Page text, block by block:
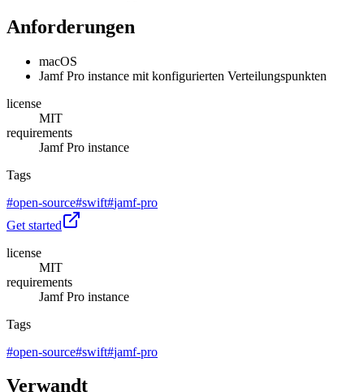
Anforderungen
macOS
Jamf Pro instance mit konfigurierten Verteilungspunkten
license
MIT
requirements
Jamf Pro instance
Tags
#open-source#swift#jamf-pro
Get started
license
MIT
requirements
Jamf Pro instance
Tags
#open-source#swift#jamf-pro
Verwandt